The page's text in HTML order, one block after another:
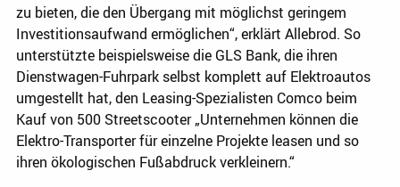
zu bieten, die den Übergang mit möglichst geringem
Investitionsaufwand ermöglichen“, erklärt Allebrod. So
unterstützte beispielsweise die GLS Bank, die ihren
Dienstwagen-Fuhrpark selbst komplett auf Elektroautos
umgestellt hat, den Leasing-Spezialisten Comco beim
Kauf von 500 Streetscooter „Unternehmen können die
Elektro-Transporter für einzelne Projekte leasen und so
ihren ökologischen Fußabdruck verkleinern.“